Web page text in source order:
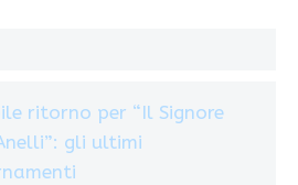
ritorno per “Il Signore
gli ultimi